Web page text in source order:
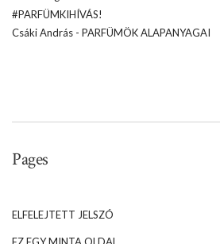
#PARFÜMKIHÍVÁS!
Csáki András - PARFÜMÖK ALAPANYAGAI
Pages
ELFELEJTETT JELSZÓ